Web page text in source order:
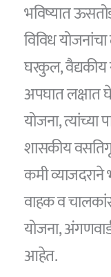
भविष्यात
विविध
घरकुल, वैद्यकीय
अपघात लक्षात
योजना, त्यांच्या
शासकीय
कमी
वाहक व
योजना,
आहेत.